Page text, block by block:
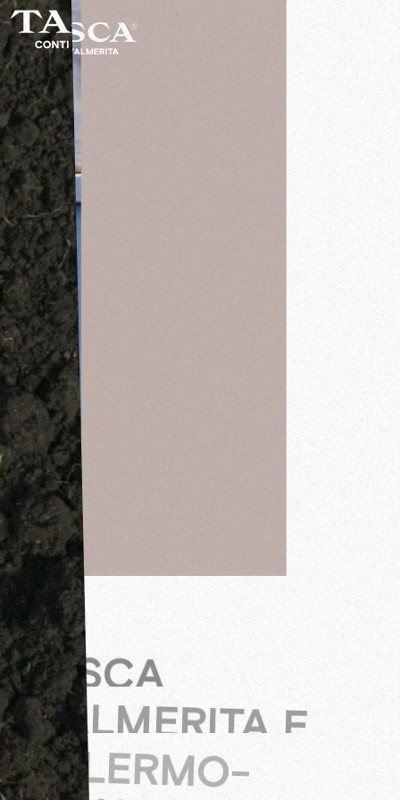
TASCA
D’ALMERITA E
PALERMO-